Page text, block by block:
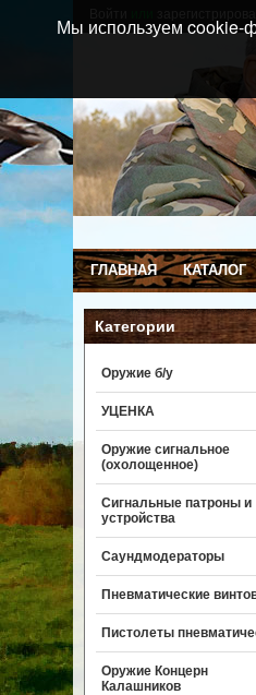
ГЛАВНАЯ КАТАЛОГ
Категории
Оружие б/у
УЦЕНКА
Оружие сигнальное
(охолощенное)
Сигнальные патроны и
устройства
Саундмодераторы
Пневматические
Пистолеты
Оружие Концерн
Калашников
Мы используем cookie-